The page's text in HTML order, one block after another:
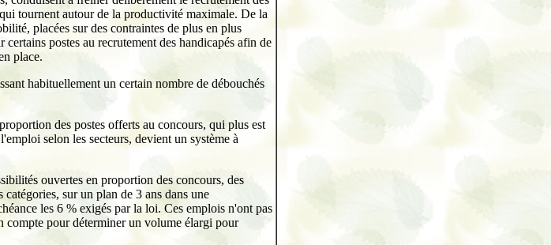
tournent autour de la productivité maximale. De la
placées sur des contraintes de plus en plus
postes au recrutement des handicapés afin de
place.
habituellement un certain nombre de débouchés
des postes offerts au concours, qui plus est
selon les secteurs, devient un système à
ouvertes en proportion des concours, des
sur un plan de 3 ans dans une
les 6 % exigés par la loi. Ces emplois n'ont pas
compte pour déterminer un volume élargi pour